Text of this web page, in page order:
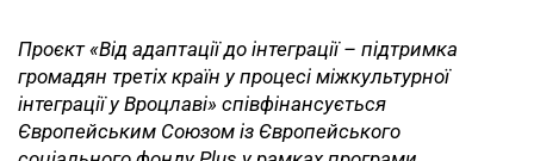
Проєкт «Від адаптації до інтеграції – підтримка
громадян третіх країн у процесі міжкультурної
інтеграції у Вроцлаві» співфінансується
Європейським Союзом із Європейського